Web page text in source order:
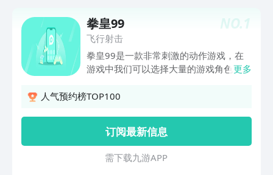
行一次深度的致敬吧。
NO.1
拳皇99
飞行射击
拳皇99是一款非常刺激的动作游戏，在
游戏中我们可以选择大量的游戏角色，加
的游戏体验，选择你喜欢的游戏角色，使
更多
人气预约榜TOP100
订阅最新信息
需 下 载 九 游 A P P